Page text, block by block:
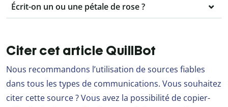
Écrit-on un ou une pétale de rose ?
Citer cet article QuillBot
Nous recommandons l’utilisation de sources fiables
dans tous les types de communications. Vous souhaitez
citer cette source ? Vous avez la possibilité de copier-